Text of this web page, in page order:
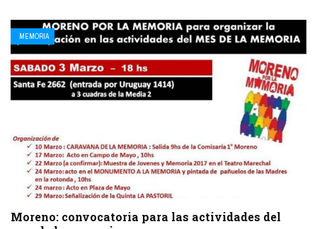
MEMORIA
Moreno: convocatoria para las actividades del